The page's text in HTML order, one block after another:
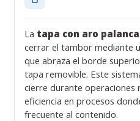
La tapa con aro
cerrar el tambor mediante
que abraza el borde
tapa removible. Este
cierre durante operaciones
eficiencia en procesos
frecuente al contenido.